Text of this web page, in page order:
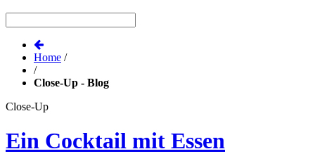
Home /
/
Close-Up - Blog
Close-Up
Ein Cocktail mit Essen